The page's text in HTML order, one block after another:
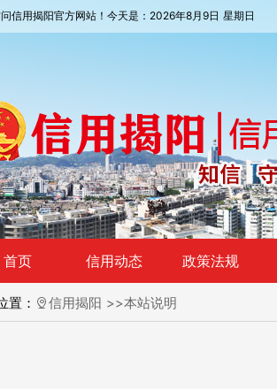
信用揭阳官方网站！今天是：2026年8月9日 星期日
首页 信用动态 政策法规
置： 信用揭阳 本站说明